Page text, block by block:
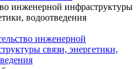
инженерной инфраструктуры
водоотведения
инженерной
связи, энергетики,